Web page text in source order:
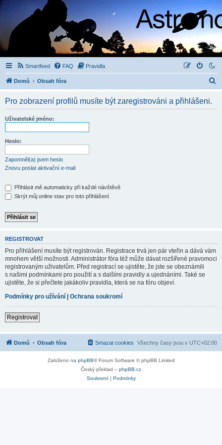
Smartfeed FAQ Pravidla
Domů Obsah fóra
Pro zobrazení profilů musíte být zaregistrováni a přihlášeni.
Uživatelské jméno:
Heslo:
Zapomněl(a) jsem heslo
Znovu poslat aktivační e-mail
Přihlásit mě automaticky při každé návštěvě
Skrýt můj online stav pro toto přihlášení
REGISTROVAT
Pro přihlášení musíte být registrován. Registrace trvá jen pár vteřin a dává vám
mnohem větší možnosti. Administrátor fóra též může dávat rozšířené pravomoci
registrovaným uživatelům. Před registrací se ujistěte, že jste se obeznámili
s našimi podmínkami pro použití a s dalšími pravidly a ujednáními. Také se
ujistěte, že si přečtete jakákoliv pravidla, která se na fóru objeví.
Podmínky pro užívání | Ochrana soukromí
Registrovat
Domů Obsah fóra Všechny časy jsou v UTC+02:00
Smazat cookies
Založeno na phpBB® Forum Software © phpBB Limited
Český překlad – phpBB.cz
Soukromí| Podmínky